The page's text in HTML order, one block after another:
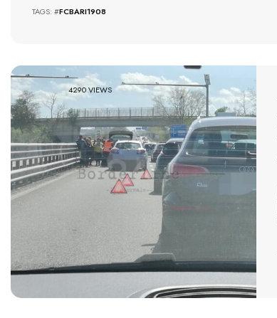
TAGS: #FCBARI1908
4290 VIEWS